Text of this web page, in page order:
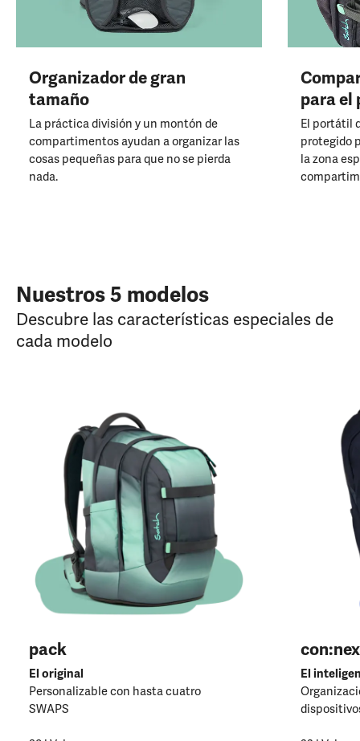
Organizador de gran
tamaño
La práctica división y un montón de
compartimentos ayudan a organizar las
cosas pequeñas para que no se pierda
nada.
para
El portátil
protegido
la zona
Nuestros 5 modelos
Descubre las características especiales de
cada modelo
pack
El original
Personalizable con hasta cuatro
SWAPS
El